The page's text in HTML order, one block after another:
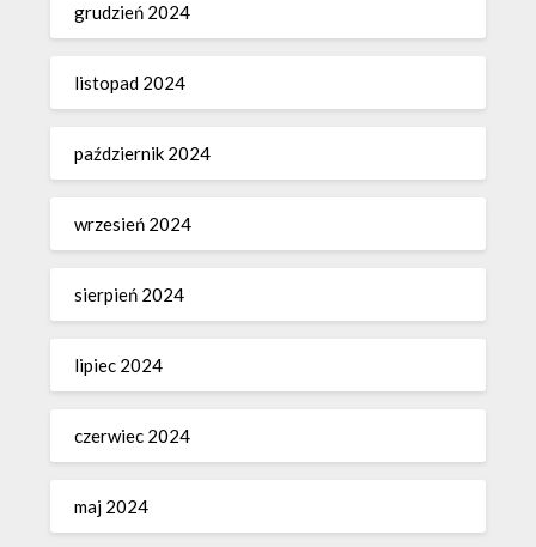
grudzień 2024
listopad 2024
październik 2024
wrzesień 2024
sierpień 2024
lipiec 2024
czerwiec 2024
maj 2024